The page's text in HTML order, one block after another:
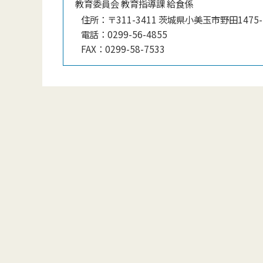
教育委員会 教育指導課 給食係
住所： 〒311-3411 茨城県小美玉市野田
電話： 0299-56-4855
FAX： 0299-58-7533